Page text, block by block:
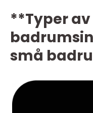
**Typer av
små